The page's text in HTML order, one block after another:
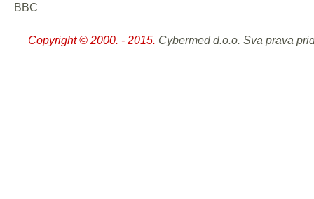
BBC
Copyright © 2000. - 2015. Cybermed d.o.o. Sva prava